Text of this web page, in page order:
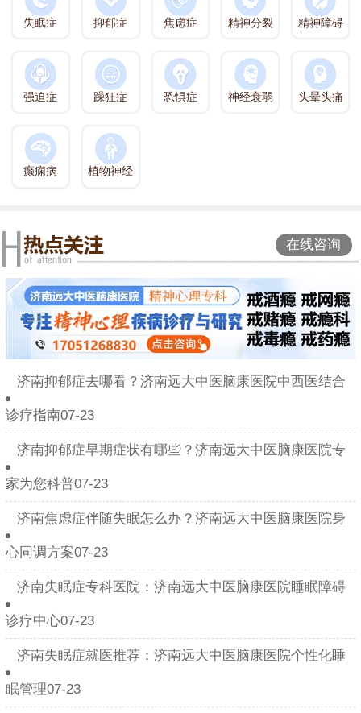
失眠症 抑郁症 焦虑症 精神分裂 精神障碍
强迫症 躁狂症 恐惧症 神经衰弱 头晕头痛
癫痫病 植物神经
在线咨询
济南抑郁症去哪看？济南远大中医脑康医院中西医结合
诊疗指南07-23
济南抑郁症早期症状有哪些？济南远大中医脑康医院专
家为您科普07-23
济南焦虑症伴随失眠怎么办？济南远大中医脑康医院身
心同调方案07-23
济南失眠症专科医院：济南远大中医脑康医院睡眠障碍
诊疗中心07-23
济南失眠症就医推荐：济南远大中医脑康医院个性化睡
眠管理07-23